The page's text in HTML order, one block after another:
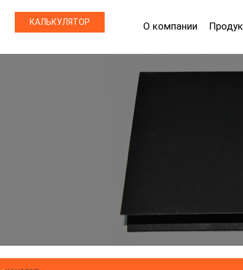
КАЛЬКУЛЯТОР О компании